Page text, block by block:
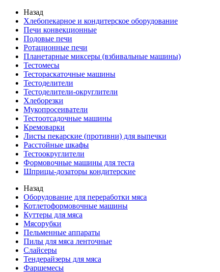
Назад
Хлебопекарное и кондитерское оборудование
Печи конвекционные
Подовые печи
Ротационные печи
Планетарные миксеры (взбивальные машины)
Тестомесы
Тестораскаточные машины
Тестоделители
Тестоделители-округлители
Хлеборезки
Мукопросеиватели
Тестоотсадочные машины
Кремоварки
Листы пекарские (противни) для выпечки
Расстойные шкафы
Тестоокруглители
Формовочные машины для теста
Шприцы-дозаторы кондитерские
Назад
Оборудование для переработки мяса
Котлетоформовочные машины
Куттеры для мяса
Мясорубки
Пельменные аппараты
Пилы для мяса ленточные
Слайсеры
Тендерайзеры для мяса
Фаршемесы